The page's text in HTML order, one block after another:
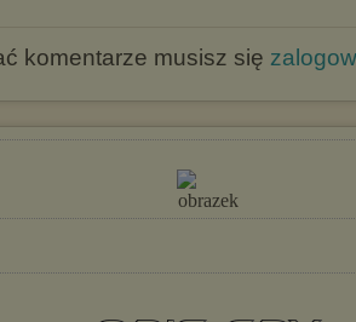
komentarze musisz się